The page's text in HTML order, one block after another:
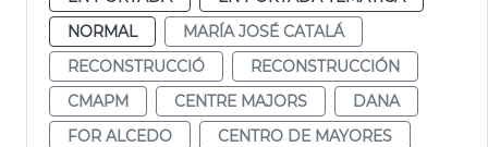
NORMAL
MARÍA JOSÉ CATALÁ
RECONSTRUCCIÓ
RECONSTRUCCIÓN
CMAPM
CENTRE MAJORS
DANA
FOR ALCEDO
CENTRO DE MAYORES